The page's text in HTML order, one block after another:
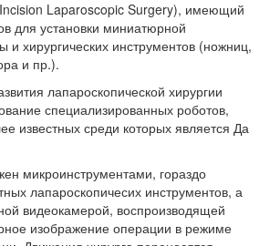
Laparoscopic Surgery), имеющий
для установки миниатюрной
и хирургических инструментов (ножниц,
и пр.).
лапароскопической хирургии
специализированных роботов,
известных среди которых является Да
микроинструментами, гораздо
лапароскопичесих инструментов, а
видеокамерой, воспроизводящей
изображение операции в режиме